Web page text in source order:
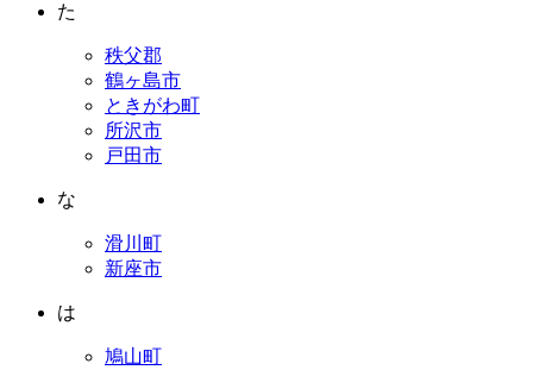
た
秩父郡
鶴ヶ島市
ときがわ町
所沢市
戸田市
な
滑川町
新座市
は
鳩山町